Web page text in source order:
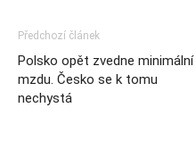
Předchozí článek
Polsko opět zvedne minimální
mzdu. Česko se k tomu
nechystá